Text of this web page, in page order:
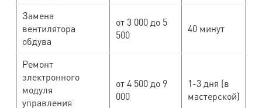
Замена
вентилятора
обдува
от 3 000 до 5
500
40 минут
Ремонт
электронного
модуля
управления
от 4 500 до 9
000
1-3 дня (в
мастерской)